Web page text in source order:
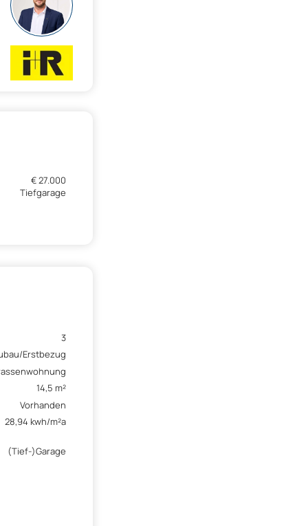
€ 27.000
Tiefgarage
3
Erstbezug
14,5 m²
Vorhanden
28,94 kwh/m²a
(Tief-)Garage